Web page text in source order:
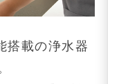
搭載の浄水器